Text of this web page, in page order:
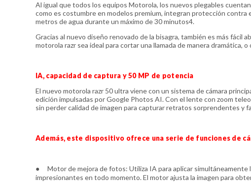
Al igual que todos los equipos Motorola, los nuevos plegables
como es costumbre en modelos premium, integran protección
metros de agua durante un máximo de 30 minutos4.
Gracias al nuevo diseño renovado de la bisagra, también es más fácil
motorola razr sea ideal para cortar una llamada de manera dramática, o
IA, capacidad de captura y 50 MP de potencia
El nuevo motorola razr 50 ultra viene con un sistema de cámara
edición impulsadas por Google Photos AI. Con el lente con zoom
sin perder calidad de imagen para capturar retratos sorprendentes
Además, este dispositivo ofrece una serie de funciones de
●
Motor de mejora de fotos: Utiliza IA para aplicar
impresionantes en todo momento. El motor ajusta la imagen para